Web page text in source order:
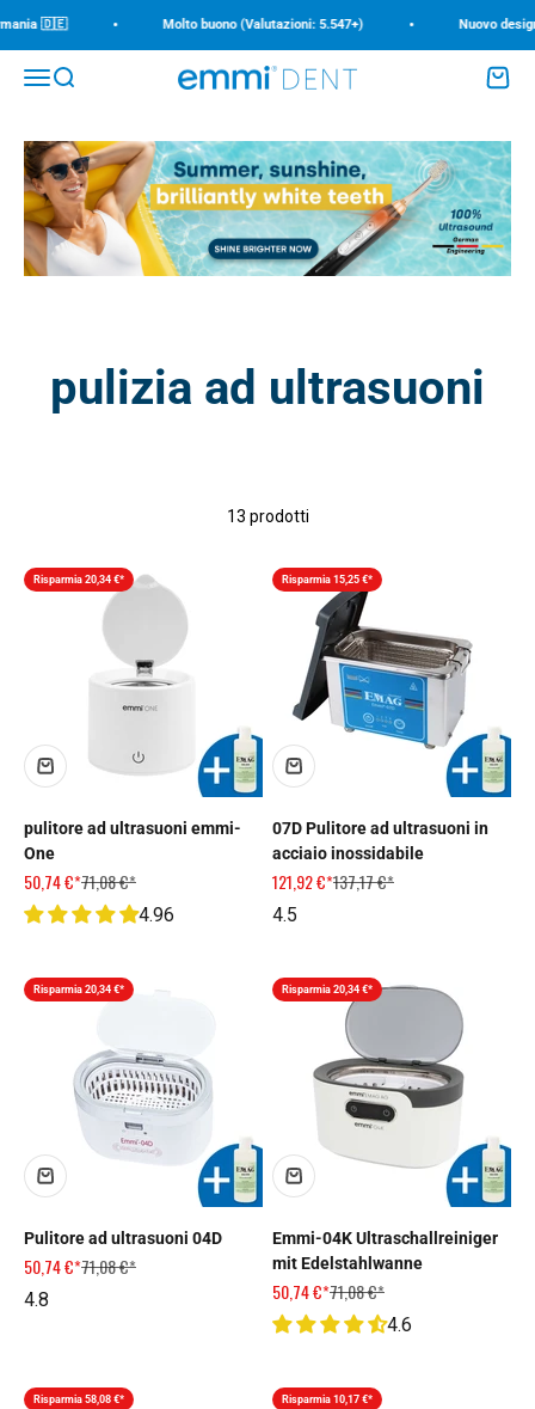
🇩🇪 Molto buono (Valutazioni: 5.547+) Nuovo design,
MenùCerca emmi-dent
pulizia ad ultrasuoni
13 prodotti
Risparmia 20,34 €*
pulitore ad ultrasuoni emmi-
One
Prezzo scontato
50,74 €*Prezzo
71,08 €*
4.96
Risparmia 15,25 €*
07D Pulitore ad ultrasuoni in
acciaio inossidabile
Prezzo scontato
121,92 €*Prezzo
137,17 €*
4.5
Risparmia 20,34 €*
Pulitore ad ultrasuoni 04D
Prezzo scontato
50,74 €*Prezzo
71,08 €*
4.8
Risparmia 20,34 €*
Emmi-04K Ultraschallreiniger
mit Edelstahlwanne
Prezzo scontato
50,74 €*Prezzo
71,08 €*
4.6
Risparmia 58,08 €* Risparmia 10,17 €*